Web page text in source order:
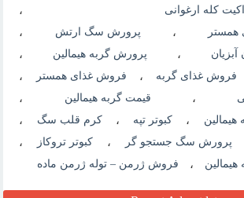
کله ارغوانی ،
، پرورش سگ ارتش ،
، پرورش گربه هیمالین ،
فروش غذای گربه ، فروش غذای همستر ،
، قیمت گربه هیمالین ،
، کبوتر تپه ، کرم قلب سگ ،
پرورش سگ جستجو گر ، کبوتر تروکاز ،
، فروش ژرمن – توله ژرمن ماده